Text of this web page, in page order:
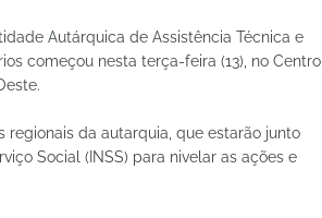
Autárquica de Assistência Técnica e
começou nesta terça-feira (13), no Centro
regionais da autarquia, que estarão junto
Social (INSS) para nivelar as ações e